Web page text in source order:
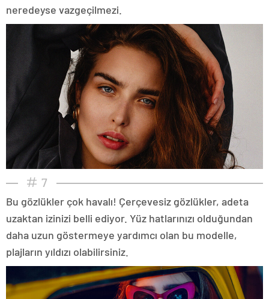
neredeyse vazgeçilmezi.
7
Bu gözlükler çok havalı! Çerçevesiz gözlükler, adeta
uzaktan izinizi belli ediyor. Yüz hatlarınızı olduğundan
daha uzun göstermeye yardımcı olan bu modelle,
plajların yıldızı olabilirsiniz.